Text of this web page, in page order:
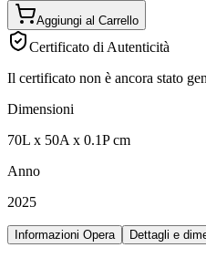
Aggiungi al Carrello
Certificato di Autenticità
Il certificato non è ancora stato
Dimensioni
70L x 50A x 0.1Pcm
Anno
2025
Informazioni Opera Dettagli e